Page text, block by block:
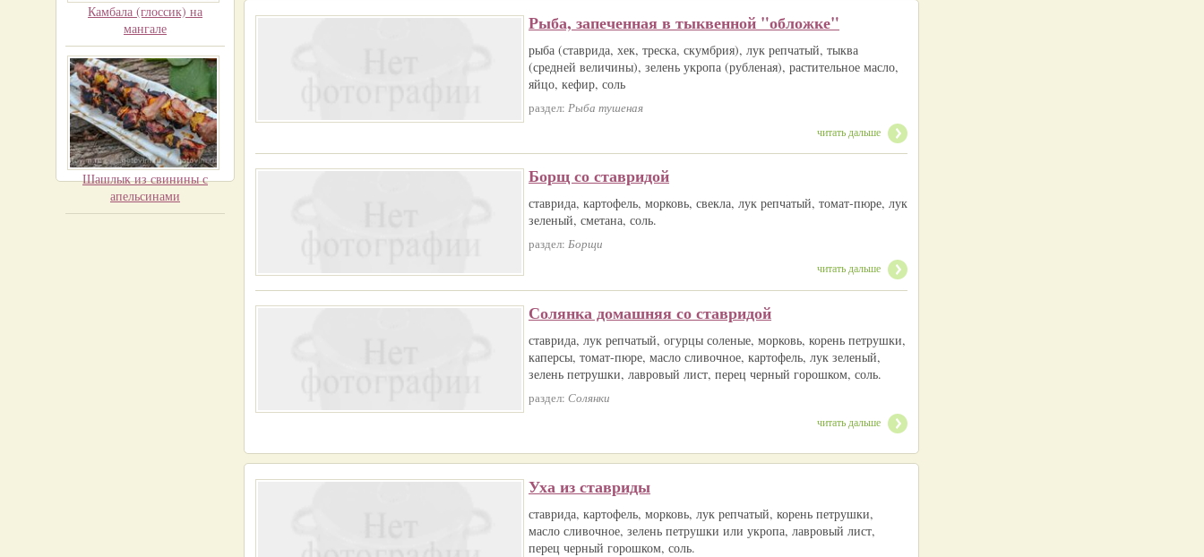
Камбала (глоссик) на
мангале
Шашлык из свинины с
апельсинами
Рыба, запеченная в тыквенной "обложке"
рыба (ставрида, хек, треска, скумбрия), лук репчатый, тыква
(средней величины), зелень укропа (рубленая), растительное масло,
яйцо, кефир, соль
раздел: Рыба тушеная
читать дальше
Борщ со ставридой
ставрида, картофель, морковь, свекла, лук репчатый, томат-пюре, лук
зеленый, сметана, соль.
раздел: Борщи
читать дальше
Солянка домашняя со ставридой
ставрида, лук репчатый, огурцы соленые, морковь, корень петрушки,
каперсы, томат-пюре, масло сливочное, картофель, лук зеленый,
зелень петрушки, лавровый лист, перец черный горошком, соль.
раздел: Солянки
читать дальше
Уха из ставриды
ставрида, картофель, морковь, лук репчатый, корень петрушки,
масло сливочное, зелень петрушки или укропа, лавровый лист,
перец черный горошком, соль.